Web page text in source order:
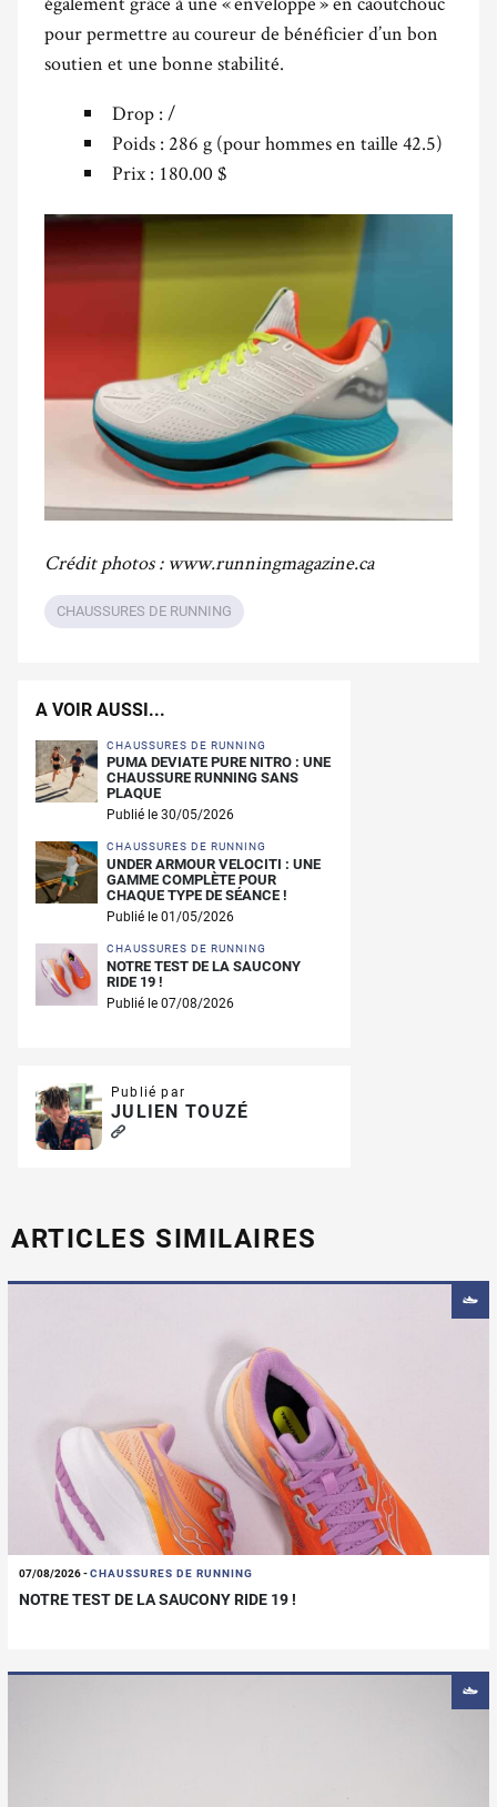
pour permettre au coureur de bénéficier d’un bon
soutien et une bonne stabilité.
Drop : /
Poids : 286 g (pour hommes en taille 42.5)
Prix : 180.00 $
Crédit photos : www.runningmagazine.ca
CHAUSSURES DE RUNNING
A VOIR AUSSI...
CHAUSSURES DE RUNNING
PUMA DEVIATE PURE NITRO : UNE
CHAUSSURE RUNNING SANS
PLAQUE
Publié le 30/05/2026
CHAUSSURES DE RUNNING
UNDER ARMOUR VELOCITI : UNE
GAMME COMPLÈTE POUR
CHAQUE TYPE DE SÉANCE !
Publié le 01/05/2026
CHAUSSURES DE RUNNING
NOTRE TEST DE LA SAUCONY
RIDE 19 !
Publié le 07/08/2026
Publié par
JULIEN TOUZÉ
ARTICLES SIMILAIRES
07/08/2026-CHAUSSURES DE RUNNING
NOTRE TEST DE LA SAUCONY RIDE 19 !